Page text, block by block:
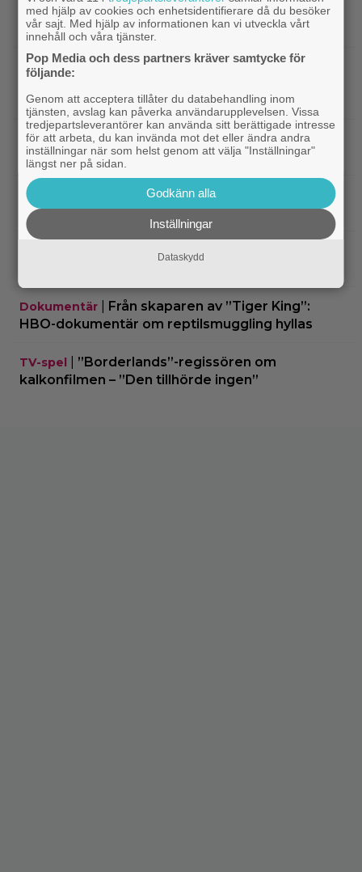
TV-tips|På tv ikväll: 2013 års stora rymdäventyr
fick kritik – halvnaken kvinna stjäl fokus
Streamingtips|Nu på Viaplay: Ethan Hawke
gjorde fjolårets bästa förvandling – blev 1.52 cm
lång
TV-spel|”Snyggaste spelet genom tiderna”
släpptes 2020: ”Fantastisk spelvärld”
Disney Plus
3 nya tv-serier redo att plöja i
helgen – finns något för alla!
Thrillern med Katherine Heigl sålde bara
Dokumentär
Från skaparen av ”Tiger King”:
HBO-dokumentär om reptilsmuggling hyllas
TV-spel
”Borderlands”-regissören om
kalkonfilmen – ”Den tillhörde ingen”
med hjälp av cookies och enhetsidentifierare då du besöker
vår sajt. Med hjälp av informationen kan vi utveckla vårt
innehåll och våra tjänster.
Pop Media och dess partners kräver samtycke för
följande:
Genom att acceptera tillåter du databehandling inom
tjänsten, avslag kan påverka användarupplevelsen. Vissa
tredjepartsleverantörer kan använda sitt berättigade intresse
för att arbeta, du kan invända mot det eller ändra andra
inställningar när som helst genom att välja "Inställningar"
längst ner på sidan.
Godkänn alla
Inställningar
Dataskydd